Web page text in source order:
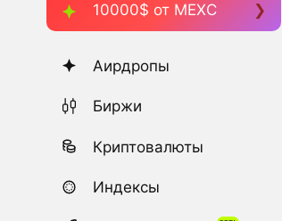
10000$ от MEXC
Аирдропы
Биржи
Криптовалюты
Индексы